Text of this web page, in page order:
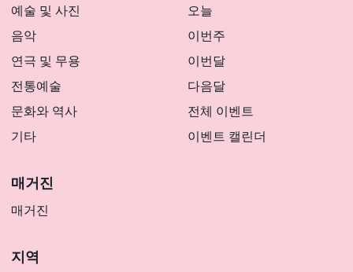
예술 및 사진
음악
연극 및 무용
전통예술
문화와 역사
기타
오늘
이번주
이번달
다음달
전체 이벤트
이벤트 캘린더
매거진
매거진
지역